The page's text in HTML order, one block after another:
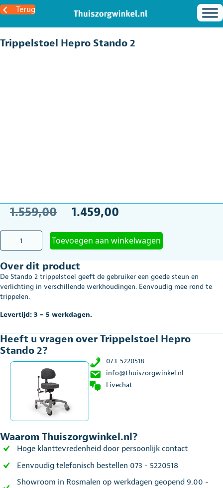
Terug
Trippelstoel Hepro Stando 2
1.559,00
Oorspronkelijke
prijs
was:
€1.559,00.
1.459,00
prijs
is:
Trippelstoel
2
aantal
Toevoegen aan winkelwagen
Over dit product
De Stando 2 trippelstoel geeft de gebruiker een goede steun en
verlichting in verschillende werkhoudingen. Eenvoudig mee rond te
trippelen.
Levertijd: 3 – 5 werkdagen.
Heeft u vragen over Trippelstoel Hepro
Stando 2?
073-5220518
info@thuiszorgwinkel.nl
Livechat
Waarom Thuiszorgwinkel.nl?
Hoge klanttevredenheid door persoonlijk contact
Eenvoudig telefonisch bestellen 073 - 5220518
Showroom in Rosmalen op werkdagen geopend 9.00 -